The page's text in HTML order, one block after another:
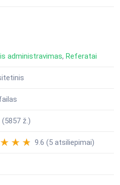
administravimas, Referatai
(5857 ž.)
9.6 (5 atsiliepimai)